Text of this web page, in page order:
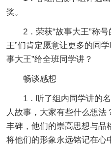
奖。
2．荣获“故事大王”称
王”们肯定愿意让更多的同
事大王”给全班同学讲？
畅谈感想
1．听了组内同学讲的
人故事，大家有些什么想
丰碑，他们的崇高思想与品
将他们的形象永远铭记在心